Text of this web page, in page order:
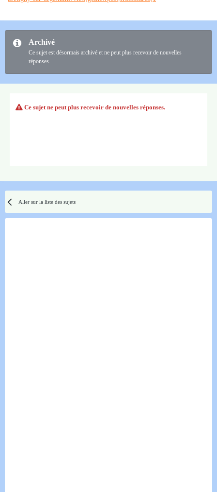
Archivé
Ce sujet est désormais archivé et ne peut plus recevoir de nouvelles
réponses.
Ce sujet ne peut plus recevoir de nouvelles réponses.
Aller sur la liste des sujets